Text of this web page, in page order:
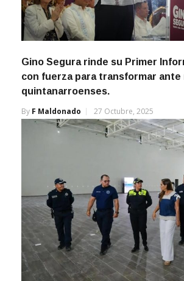
Gino Segura rinde su Primer
con fuerza para transformar ante
quintanarroenses.
By F Maldonado 27 Octubre, 2025